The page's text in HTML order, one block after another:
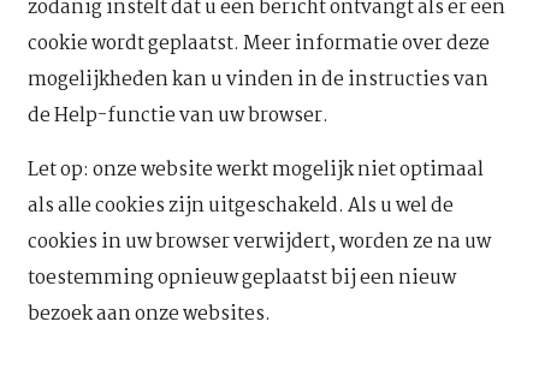
zodanig instelt dat u een bericht ontvangt als er een
cookie wordt geplaatst. Meer informatie over deze
mogelijkheden kan u vinden in de instructies van
de Help-functie van uw browser.
Let op: onze website werkt mogelijk niet optimaal
als alle cookies zijn uitgeschakeld. Als u wel de
cookies in uw browser verwijdert, worden ze na uw
toestemming opnieuw geplaatst bij een nieuw
bezoek aan onze websites.